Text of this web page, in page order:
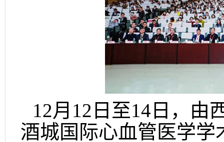
12月12日至14日，由
酒城国际心血管医学学